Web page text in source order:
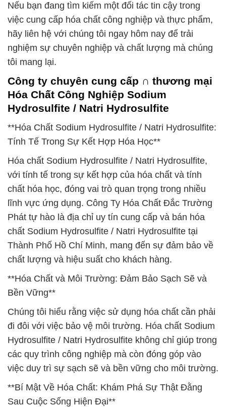
Nếu bạn đang tìm kiếm một đối tác tin cậy trong
việc cung cấp hóa chất công nghiệp và thực phẩm,
hãy liên hệ với chúng tôi ngay hôm nay để trải
nghiệm sự chuyên nghiệp và chất lượng mà chúng
tôi mang lại.
Công ty chuyên cung cấp ∩ thương mại
Hóa Chất Công Nghiệp Sodium
Hydrosulfite / Natri Hydrosulfite
**Hóa Chất Sodium Hydrosulfite / Natri Hydrosulfite:
Tính Tế Trong Sự Kết Hợp Hóa Học**
Hóa chất Sodium Hydrosulfite / Natri Hydrosulfite,
với tính tế trong sự kết hợp của hóa chất và tính
chất hóa học, đóng vai trò quan trọng trong nhiều
lĩnh vực ứng dụng. Công Ty Hóa Chất Đắc Trường
Phát tự hào là địa chỉ uy tín cung cấp và bán hóa
chất Sodium Hydrosulfite / Natri Hydrosulfite tại
Thành Phố Hồ Chí Minh, mang đến sự đảm bảo về
chất lượng và hiệu suất cho khách hàng.
**Hóa Chất và Môi Trường: Đảm Bảo Sạch Sẽ và
Bền Vững**
Chúng tôi hiểu rằng việc sử dụng hóa chất cần phải
đi đôi với việc bảo vệ môi trường. Hóa chất Sodium
Hydrosulfite / Natri Hydrosulfite không chỉ giúp trong
các quy trình công nghiệp mà còn đóng góp vào
việc duy trì sự sạch sẽ và bền vững cho môi trường.
**Bí Mật Về Hóa Chất: Khám Phá Sự Thật Đằng
Sau Cuộc Sống Hiện Đại**